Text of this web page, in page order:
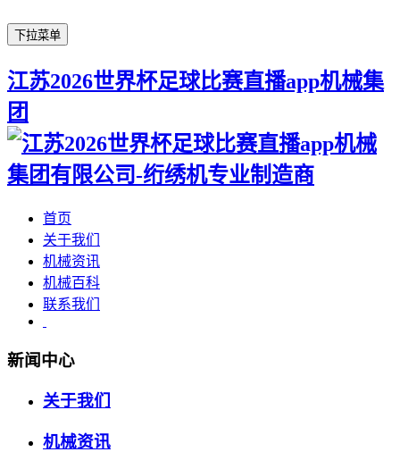
下拉菜单
江苏2026世界杯足球比赛直播app机械集
团
首页
关于我们
机械资讯
机械百科
联系我们
新闻中心
关于我们
机械资讯